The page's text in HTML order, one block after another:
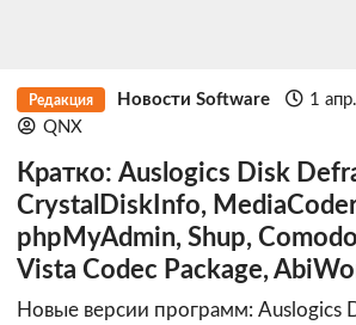
Редакция Новости Software
1
QNX
Кратко: Auslogics Disk
CrystalDiskInfo,
phpMyAdmin, Shup,
Vista Codec Package,
Новые версии программ: Auslogics